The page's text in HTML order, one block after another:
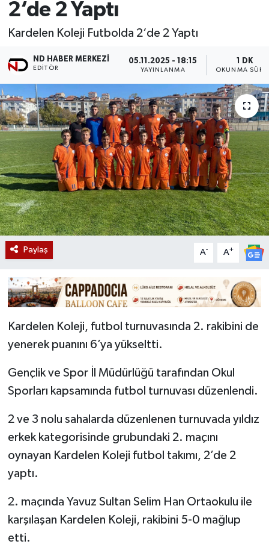
2‘de 2 Yaptı
Kardelen Koleji Futbolda 2‘de 2 Yaptı
ND HABER MERKEZI
EDITÖR
05.11.2025 - 18:15
YAYINLANMA
1 DK
OKUNMA
Paylaş A- A+
Kardelen Koleji, futbol turnuvasında 2. rakibini de
yenerek puanını 6’ya yükseltti.
Gençlik ve Spor İl Müdürlüğü tarafından Okul
Sporları kapsamında futbol turnuvası düzenlendi.
2 ve 3 nolu sahalarda düzenlenen turnuvada yıldız
erkek kategorisinde grubundaki 2. maçını
oynayan Kardelen Koleji futbol takımı, 2’de 2
yaptı.
2. maçında Yavuz Sultan Selim Han Ortaokulu ile
karşılaşan Kardelen Koleji, rakibini 5-0 mağlup
etti.